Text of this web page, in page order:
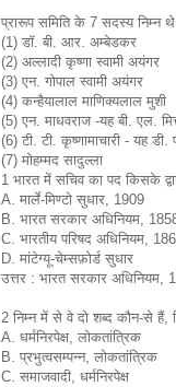
प्रारूप समिति के 7 सदस्य निम्न थे
(1) डाॅ. बी. आर. अम्बेडकर
(2) अल्लादी कृष्णा स्वामी अयंगर
(3) एन. गोपाल स्वामी अयंगर
(4) कन्हैयालाल माणिक्यलाल मुशी
(5) एन. माधवराज -यह बी. एल.
(6) टी. टी. कृष्णामाचारी - यह
(7) मोहम्मद सादुल्ला
1 भारत में सचिव का पद किसके
A. मार्ले-मिण्टो सुधार, 1909
B. भारत सरकार अधिनियम,
C. भारतीय परिषद अधिनियम,
D. मांटेग्यू-चेम्सफ़ोर्ड सुधार
उत्तर : भारत सरकार अधिनियम,
2 निम्न में से वे दो शब्द कौन-से हैं,
A. धर्मनिरपेक्ष, लोकतांत्रिक
B. प्रभुत्वसम्पन्न, लोकतांत्रिक
C. समाजवादी, धर्मनिरपेक्ष